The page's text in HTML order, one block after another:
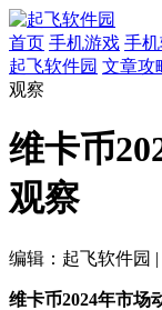
首页 手机游戏 手
起飞软件园 文章攻
观察
维卡币
观察
编辑：起飞软件园 |
维卡币2024年市场